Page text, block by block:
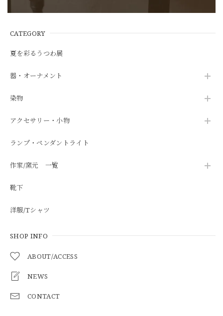
CATEGORY
夏を彩るうつわ展
器・オーナメント
染物
アクセサリー・小物
ランプ・ペンダントライト
作家/窯元 一覧
靴下
洋服/Tシャツ
SHOP INFO
ABOUT/ACCESS
NEWS
CONTACT